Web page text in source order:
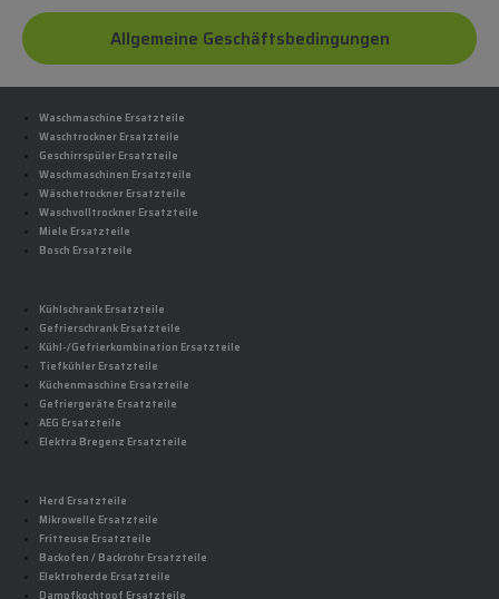
Allgemeine Geschäftsbedingungen
Waschmaschine Ersatzteile
Waschtrockner Ersatzteile
Geschirrspüler Ersatzteile
Waschmaschinen Ersatzteile
Wäschetrockner Ersatzteile
Waschvolltrockner Ersatzteile
Miele Ersatzteile
Bosch Ersatzteile
Kühlschrank Ersatzteile
Gefrierschrank Ersatzteile
Kühl-/Gefrierkombination Ersatzteile
Tiefkühler Ersatzteile
Küchenmaschine Ersatzteile
Gefriergeräte Ersatzteile
AEG Ersatzteile
Elektra Bregenz Ersatzteile
Herd Ersatzteile
Mikrowelle Ersatzteile
Fritteuse Ersatzteile
Backofen / Backrohr Ersatzteile
Elektroherde Ersatzteile
Dampfkochtopf Ersatzteile